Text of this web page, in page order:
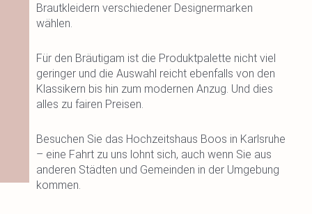
Brautkleidern verschiedener Designermarken
wählen.
Für den Bräutigam ist die Produktpalette nicht viel
geringer und die Auswahl reicht ebenfalls von den
Klassikern bis hin zum modernen Anzug. Und dies
alles zu fairen Preisen.
Besuchen Sie das Hochzeitshaus Boos in Karlsruhe
– eine Fahrt zu uns lohnt sich, auch wenn Sie aus
anderen Städten und Gemeinden in der Umgebung
kommen.